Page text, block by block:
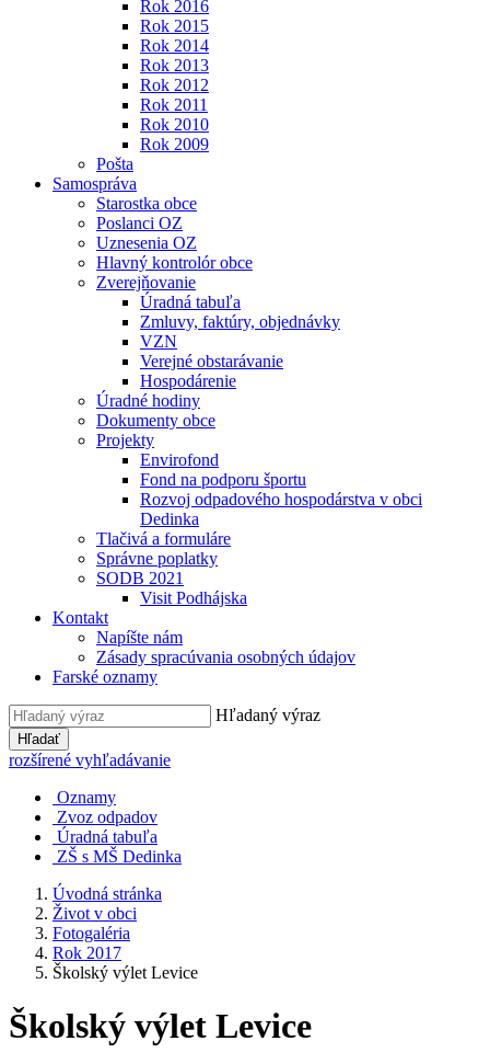
Rok 2016
Rok 2015
Rok 2014
Rok 2013
Rok 2012
Rok 2011
Rok 2010
Rok 2009
Pošta
Samospráva
Starostka obce
Poslanci OZ
Uznesenia OZ
Hlavný kontrolór obce
Zverejňovanie
Úradná tabuľa
Zmluvy, faktúry, objednávky
VZN
Verejné obstarávanie
Hospodárenie
Úradné hodiny
Dokumenty obce
Projekty
Envirofond
Fond na podporu športu
Rozvoj odpadového hospodárstva v obci
Dedinka
Tlačivá a formuláre
Správne poplatky
SODB 2021
Visit Podhájska
Kontakt
Napíšte nám
Zásady spracúvania osobných údajov
Farské oznamy
Hľadaný výraz
Hľadať
rozšírené vyhľadávanie
Oznamy
Zvoz odpadov
Úradná tabuľa
ZŠ s MŠ Dedinka
Úvodná stránka
Život v obci
Fotogaléria
Rok 2017
Školský výlet Levice
Školský výlet Levice